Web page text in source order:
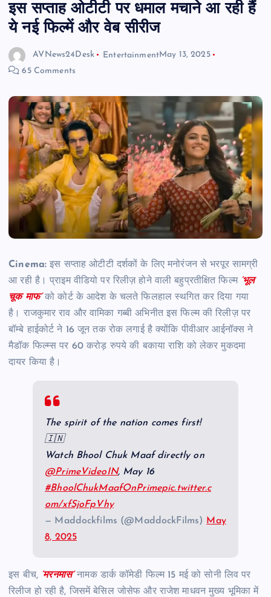
इस सप्ताह ओटीटी पर धमाल मचाने आ रही हैं
ये नई फिल्में और वेब सीरीज
AVNews24Desk EntertainmentMay 13, 2025
65 Comments
Cinema: इस सप्ताह ओटीटी दर्शकों के लिए मनोरंजन से भरपूर सामग्री
आ रही है। प्राइम वीडियो पर रिलीज़ होने वाली बहुप्रतीक्षित फिल्म ‘भूल
चूक माफ’को कोर्ट के आदेश के चलते फिलहाल स्थगित कर दिया गया
है। राजकुमार राव और वामिका गब्बी अभिनीत इस फिल्म की रिलीज़ पर
बॉम्बे हाईकोर्ट ने 16 जून तक रोक लगाई है क्योंकि पीवीआर आईनॉक्स ने
मैडॉक फिल्म्स पर 60 करोड़ रुपये की बकाया राशि को लेकर मुकदमा
दायर किया है।
The spirit of the nation comes first!
🇮🇳
Watch Bhool Chuk Maaf directly on
@PrimeVideoIN, May 16
#BhoolChukMaafOnPrimepic.twitter.c
om/xfSjoFpVhy
— Maddockfilms (@MaddockFilms)
May
8, 2025
इस बीच, ‘मरनमास’नामक डार्क कॉमेडी फिल्म 15 मई को सोनी लिव पर
रिलीज हो रही है, जिसमें बेसिल जोसेफ और राजेश माधवन मुख्य भूमिका में